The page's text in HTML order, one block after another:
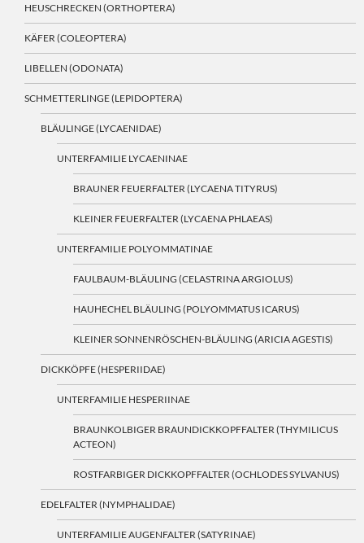
HEUSCHRECKEN (ORTHOPTERA)
KÄFER (COLEOPTERA)
LIBELLEN (ODONATA)
SCHMETTERLINGE (LEPIDOPTERA)
BLÄULINGE (LYCAENIDAE)
UNTERFAMILIE LYCAENINAE
BRAUNER FEUERFALTER (LYCAENA TITYRUS)
KLEINER FEUERFALTER (LYCAENA PHLAEAS)
UNTERFAMILIE POLYOMMATINAE
FAULBAUM-BLÄULING (CELASTRINA ARGIOLUS)
HAUHECHEL BLÄULING (POLYOMMATUS ICARUS)
KLEINER SONNENRÖSCHEN-BLÄULING (ARICIA AGESTIS)
DICKKÖPFE (HESPERIIDAE)
UNTERFAMILIE HESPERIINAE
BRAUNKOLBIGER BRAUNDICKKOPFFALTER (THYMILICUS
ACTEON)
ROSTFARBIGER DICKKOPFFALTER (OCHLODES SYLVANUS)
EDELFALTER (NYMPHALIDAE)
UNTERFAMILIE AUGENFALTER (SATYRINAE)